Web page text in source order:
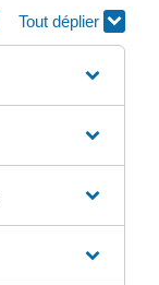
Tout déplier